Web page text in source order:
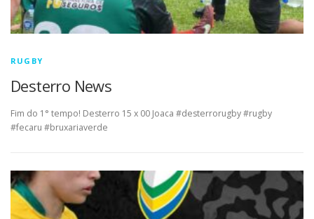
RUGBY
Desterro News
Fim do 1° tempo! Desterro 15 x 00 Joaca #desterrorugby #rugby
#fecaru #bruxariaverde